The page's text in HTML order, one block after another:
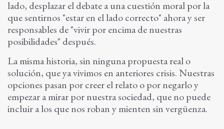
lado, desplazar el debate a una cuestión moral por la
que sentirnos "estar en el lado correcto" ahora y ser
responsables de "vivir por encima de nuestras
posibilidades" después.
La misma historia, sin ninguna propuesta real o
solución, que ya vivimos en anteriores crisis. Nuestras
opciones pasan por creer el relato o por negarlo y
empezar a mirar por nuestra sociedad, que no puede
incluir a los que nos roban y mienten sin vergüenza.